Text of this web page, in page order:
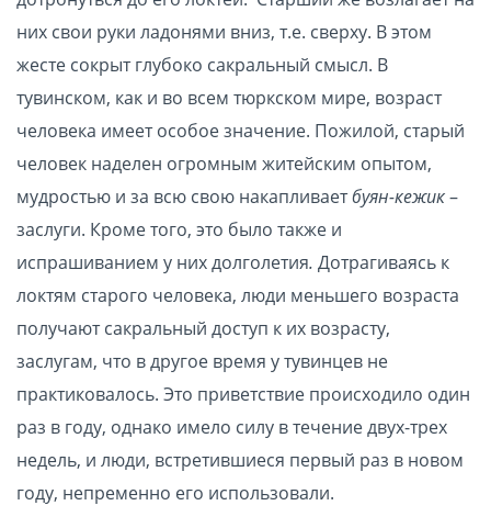
них свои руки ладонями вниз, т.е. сверху. В этом
жесте сокрыт глубоко сакральный смысл. В
тувинском, как и во всем тюркском мире, возраст
человека имеет особое значение. Пожилой, старый
человек наделен огромным житейским опытом,
мудростью и за всю свою накапливаетбуян-кежик–
заслуги. Кроме того, это было также и
испрашиванием у них долголетия. Дотрагиваясь к
локтям старого человека, люди меньшего возраста
получают сакральный доступ к их возрасту,
заслугам, что в другое время у тувинцев не
практиковалось. Это приветствие происходило один
раз в году, однако имело силу в течение двух-трех
недель, и люди, встретившиеся первый раз в новом
году, непременно его использовали.